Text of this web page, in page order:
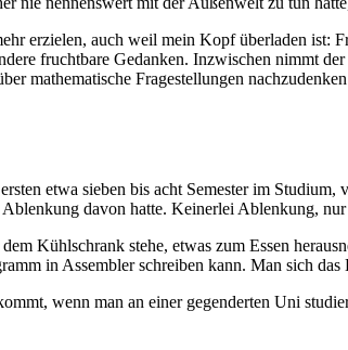
erzielen, auch weil mein Kopf überladen ist:
fruchtbare Gedanken. Inzwischen nimmt
mathematische Fragestellungen
etwa sieben bis acht Semester im
davon hatte. Keinerlei Ablenkung,
Kühlschrank stehe, etwas zum Essen
in Assembler schreiben kann. Man sich
wenn man an einer gegenderten Uni